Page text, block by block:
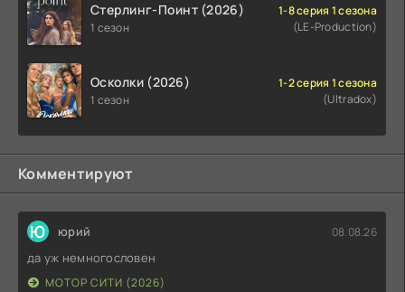
Стерлинг-Поинт (2026)
1 сезон
1-8 серия 1 сезона
(LE-Production)
Осколки (2026)
1 сезон
1-2 серия 1 сезона
(Ultradox)
Комментируют
Ю юрий 08.08.26
да уж немногословен
МОТОР СИТИ (2026)